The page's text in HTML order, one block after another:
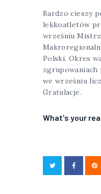
Bardzo cieszy
lekkoatletów
wrześniu
Polski. Okres
we wrześniu
Gratulacje.
What's your